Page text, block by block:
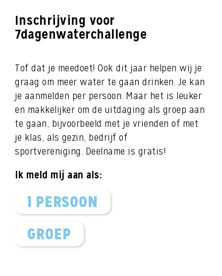
Inschrijving voor
7dagenwaterchallenge
Tof dat je meedoet! Ook dit jaar helpen wij je
graag om meer water te gaan drinken. Je kan
je aanmelden per persoon. Maar het is leuker
en makkelijker om de uitdaging als groep aan
te gaan, bijvoorbeeld met je vrienden of met
je klas, als gezin, bedrijf of
sportvereniging. Deelname is gratis!
Ik meld mij aan als:
1 PERSOON
GROEP